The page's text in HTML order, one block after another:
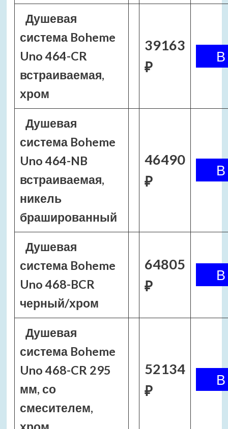
Душевая
система Boheme
Uno 464-CR
встраиваемая,
хром
39163
₽
Душевая
система Boheme
Uno 464-NB
встраиваемая,
никель
брашированный
46490
₽
Душевая
система Boheme
Uno 468-BCR
черный/хром
64805
₽
Душевая
система Boheme
Uno 468-CR 295
мм, со
смесителем,
52134
₽